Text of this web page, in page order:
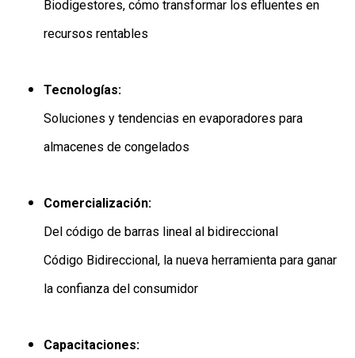
Biodigestores, cómo transformar los efluentes en
recursos rentables
Tecnologías:
Soluciones y tendencias en evaporadores para
almacenes de congelados
Comercialización:
Del código de barras lineal al bidireccional
Código Bidireccional, la nueva herramienta para ganar
la confianza del consumidor
Capacitaciones: